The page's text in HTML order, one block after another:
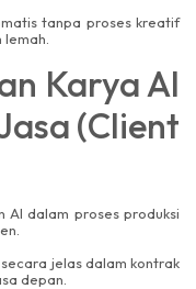
tanpa proses kreatif
Karya AI
(Client
AI dalam proses produksi
jelas dalam kontrak
depan.